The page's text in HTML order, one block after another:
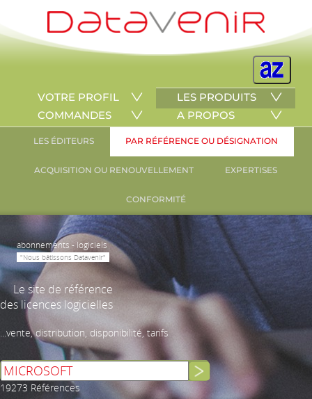
VOTRE PROFIL
LES PRODUITS
COMMANDES
A PROPOS
LES ÉDITEURS PAR RÉFÉRENCE OU DÉSIGNATION
ACQUISITION OU RENOUVELLEMENT EXPERTISES
CONFORMITÉ
abonnements - logiciels
"Nous bâtissons Datavenir"
Le site de référence
des licences logicielles
...vente, distribution, disponibilité, tarifs
19273 Références